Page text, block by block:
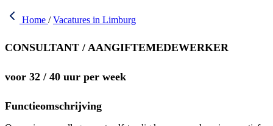
Home / Vacatures in Limburg
CONSULTANT / AANGIFTEMEDEWERKER
voor 32 / 40 uur per week
Functieomschrijving‍